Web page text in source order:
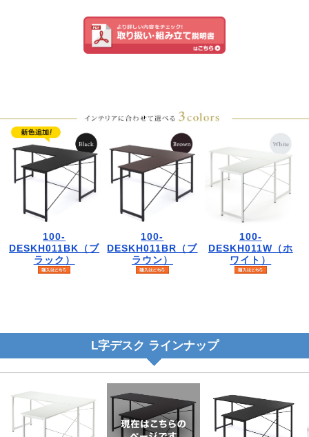
100-
DESKH011BK（ブ
ラック）
100-
DESKH011BR（ブ
ラウン）
100-
DESKH011W（ホ
ワイト）
L字デスク ラインナップ